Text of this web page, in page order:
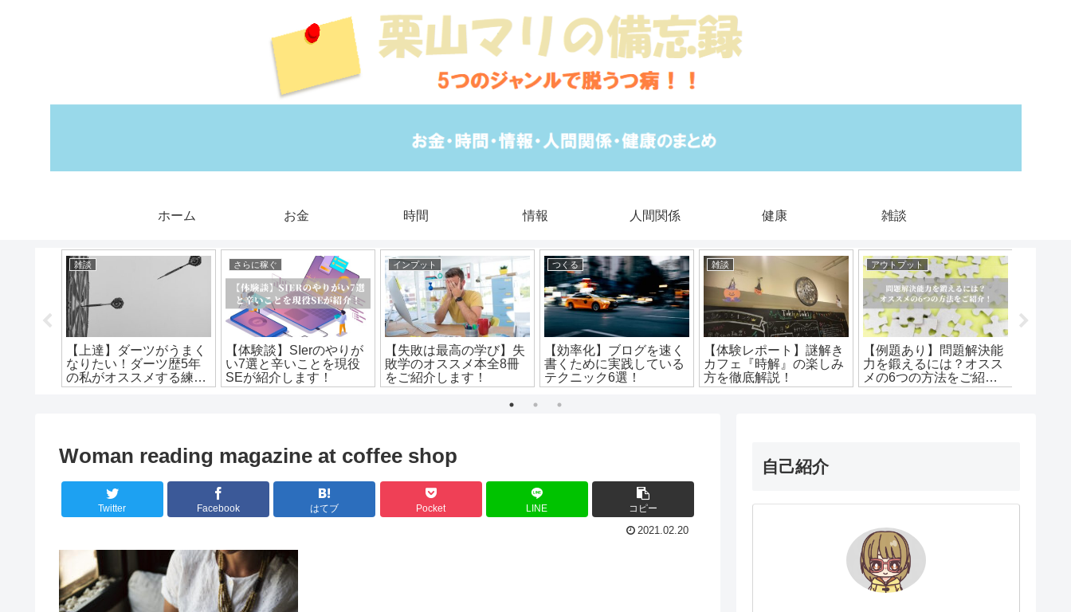
ホーム お金 時間 情報 人間関係 健康 雑談
雑談
【上達】ダーツがうまく
なりたい！ダーツ歴5年
の私がオススメする練習
方法を徹底解説
さらに稼ぐ
【体験談】SIerのやりが
い7選と辛いことを現役
SEが紹介します！
インプット
【失敗は最高の学び】失
敗学のオススメ本全8冊
をご紹介します！
つくる
【効率化】ブログを速く
書くために実践している
テクニック6選！
雑談
【体験レポート】謎解き
カフェ『時解』の楽しみ
方を徹底解説！
アウトプット
【例題あり】問題解決能
力を鍛えるには？オスス
メの6つの方法をご紹
介！
Woman reading magazine at coffee shop
Twitter Facebook はてブ Pocket LINE コピー
2021.02.20
自己紹介